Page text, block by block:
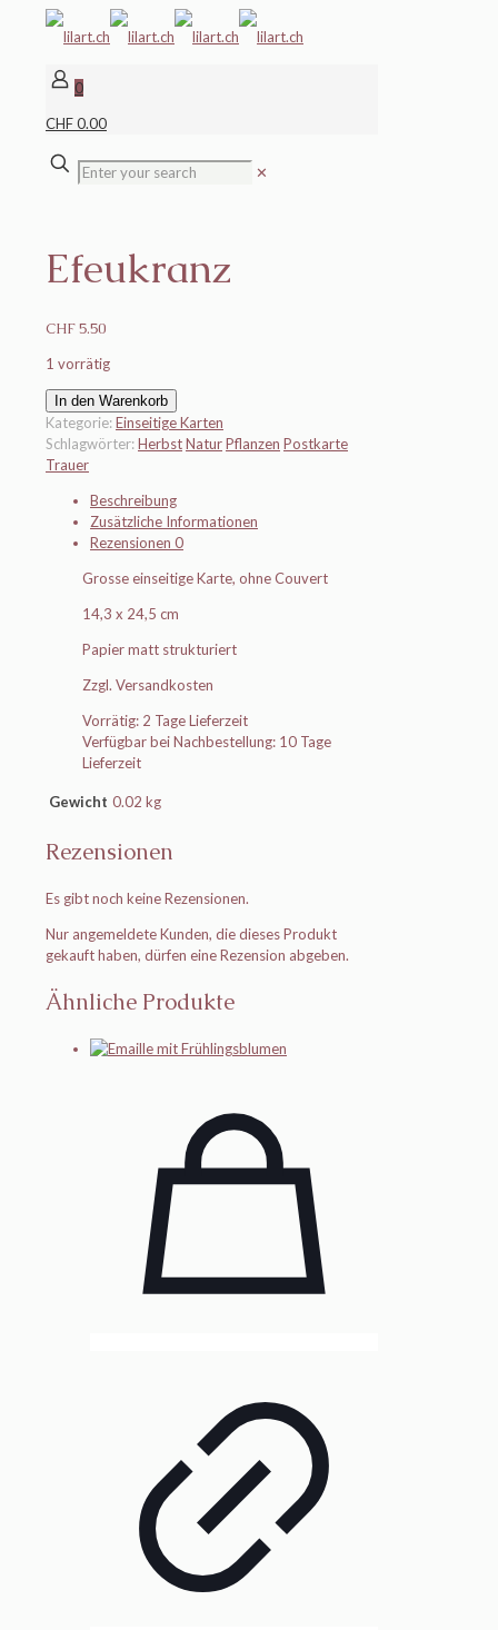
0
CHF 0.00
✕
Efeukranz
CHF5.50
1 vorrätig
Efeukranz
Menge
In den Warenkorb
Kategorie:Einseitige Karten
Schlagwörter:HerbstNaturPflanzen Postkarte
Trauer
Beschreibung
Zusätzliche Informationen
Rezensionen 0
Grosse einseitige Karte, ohne Couvert
14,3 x 24,5 cm
Papier matt strukturiert
Zzgl. Versandkosten
Vorrätig: 2 Tage Lieferzeit
Verfügbar bei Nachbestellung: 10 Tage
Lieferzeit
Gewicht 0.02 kg
Rezensionen
Es gibt noch keine Rezensionen.
Nur angemeldete Kunden, die dieses Produkt
gekauft haben, dürfen eine Rezension abgeben.
Ähnliche Produkte